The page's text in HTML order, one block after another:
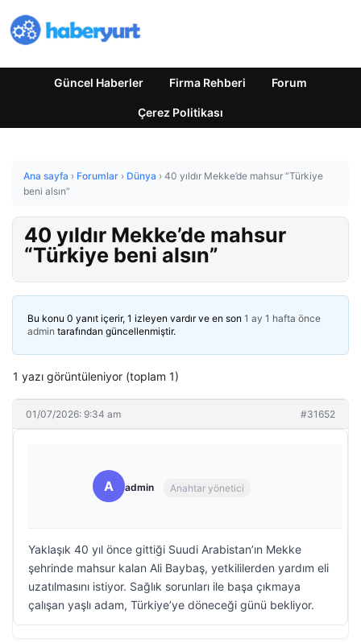
Güncel Haberler Firma Rehberi Forum
Çerez Politikası
Ana sayfa › Forumlar › Dünya › 40 yıldır Mekke’de mahsur “Türkiye
beni alsın”
40 yıldır Mekke’de mahsur
“Türkiye beni alsın”
Bu konu 0 yanıt içerir, 1 izleyen vardır ve en son 1 ay 1 hafta önce
admin tarafından güncellenmiştir.
1 yazı görüntüleniyor (toplam 1)
01/07/2026: 9:34 am #31652
A admin Anahtar yönetici
Yaklaşık 40 yıl önce gittiği Suudi Arabistan’ın Mekke
şehrinde mahsur kalan Ali Baybaş, yetkililerden yardım eli
uzatılmasını istiyor. Sağlık sorunları ile başa çıkmaya
çalışan yaşlı adam, Türkiye’ye döneceği günü bekliyor.